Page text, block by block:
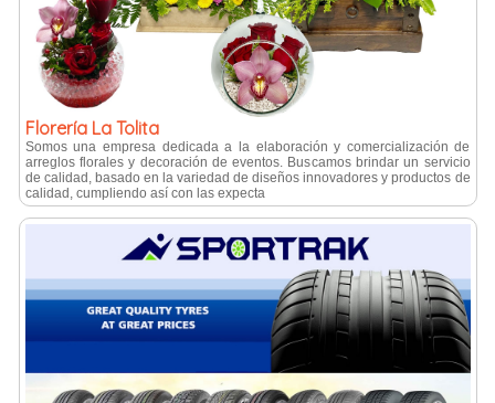
Florería La Tolita
Somos una empresa dedicada a la elaboración y comercialización de
arreglos florales y decoración de eventos. Buscamos brindar un servicio
de calidad, basado en la variedad de diseños innovadores y productos de
calidad, cumpliendo así con las expecta